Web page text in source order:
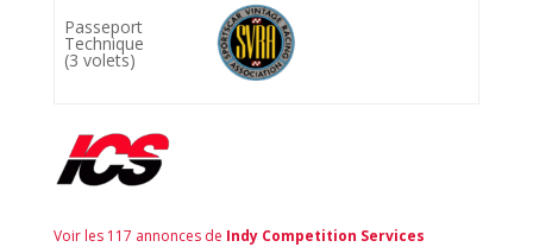
Passeport
Technique
(3 volets)
Voir les 117 annonces de Indy Competition Services